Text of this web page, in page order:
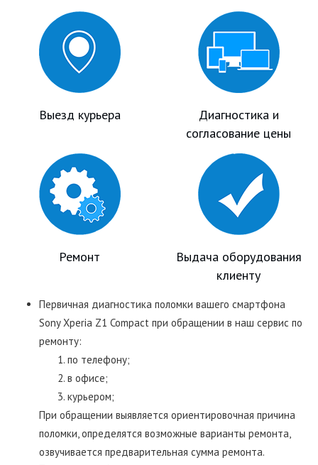
Выезд курьера
Диагностика и
согласование цены
Ремонт
Выдача оборудования
клиенту
Первичная диагностика поломки вашего смартфона
Sony Xperia Z1 Compact при обращении в наш сервис по
ремонту:
по телефону;
в офисе;
курьером;
При обращении выявляется ориентировочная причина
поломки, определятся возможные варианты ремонта,
озвучивается предварительная сумма ремонта.